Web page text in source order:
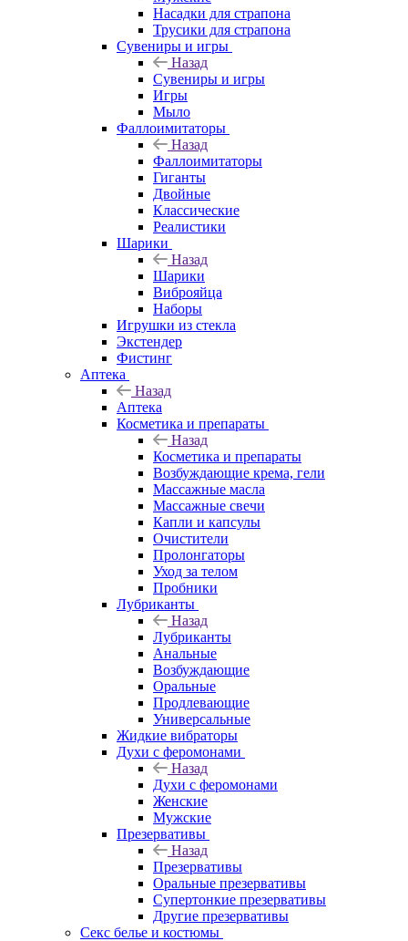
Насадки для страпона
Трусики для страпона
Сувениры и игры
Назад
Сувениры и игры
Игры
Мыло
Фаллоимитаторы
Назад
Фаллоимитаторы
Гиганты
Двойные
Классические
Реалистики
Шарики
Назад
Шарики
Виброяйца
Наборы
Игрушки из стекла
Экстендер
Фистинг
Аптека
Назад
Аптека
Косметика и препараты
Назад
Косметика и препараты
Возбуждающие крема, гели
Массажные масла
Массажные свечи
Капли и капсулы
Очистители
Пролонгаторы
Уход за телом
Пробники
Лубриканты
Назад
Лубриканты
Анальные
Возбуждающие
Оральные
Продлевающие
Универсальные
Жидкие вибраторы
Духи с феромонами
Назад
Духи с феромонами
Женские
Мужские
Презервативы
Назад
Презервативы
Оральные презервативы
Супертонкие презервативы
Другие презервативы
Секс белье и костюмы